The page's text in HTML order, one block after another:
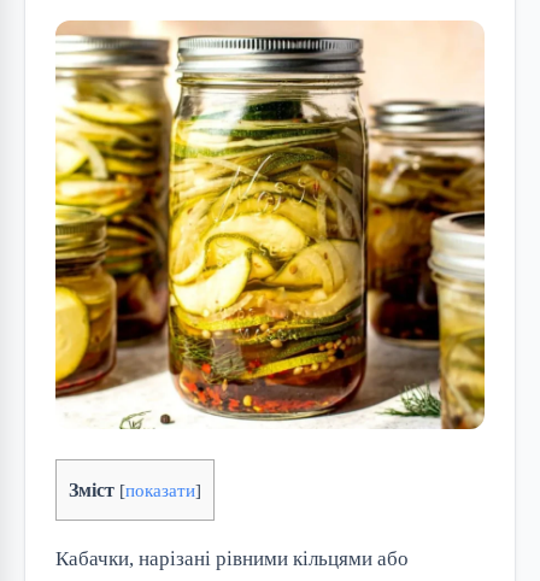
Зміст [показати]
Кабачки, нарізані рівними кільцями або